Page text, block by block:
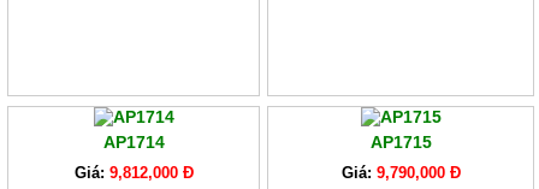
AP1714
Giá: 9,812,000 Đ
AP1715
Giá: 9,790,000 Đ